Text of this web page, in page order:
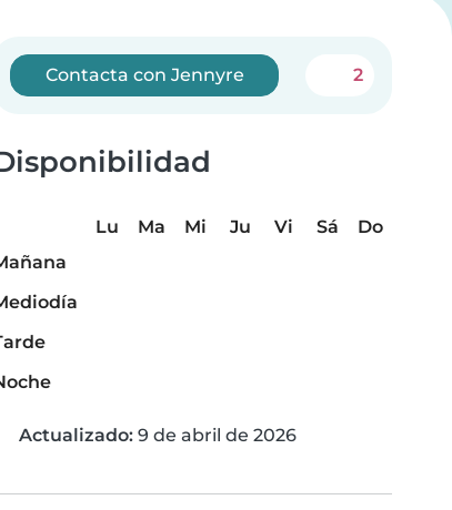
Contacta con Jennyre 2
Lu Ma Mi Ju Vi Sá
Do
Actualizado: 9 de abril de 2026